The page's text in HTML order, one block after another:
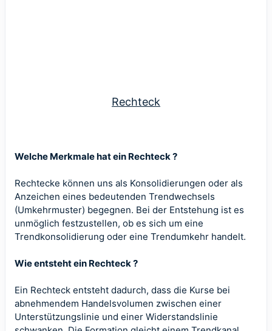
Rechteck
Welche Merkmale hat ein Rechteck ?
Rechtecke können uns als Konsolidierungen oder als
Anzeichen eines bedeutenden Trendwechsels
(Umkehrmuster) begegnen. Bei der Entstehung ist es
unmöglich festzustellen, ob es sich um eine
Trendkonsolidierung oder eine Trendumkehr handelt.
Wie entsteht ein Rechteck ?
Ein Rechteck entsteht dadurch, dass die Kurse bei
abnehmendem Handelsvolumen zwischen einer
Unterstützungslinie und einer Widerstandslinie